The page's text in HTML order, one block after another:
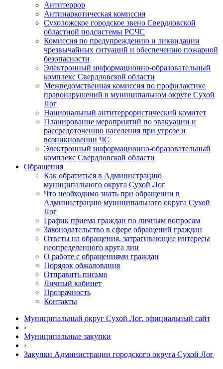
Антитеррор
Антинаркотическая комиссия
Сухоложское городское звено Свердловской
областной подсистемы РСЧС
Комиссия по предупреждению и ликвидации
чрезвычайных ситуаций и обеспечению пожарной
безопасности
Электронный информационно-образовательный
комплекс Cвердловской области
Межведомственная комиссия по профилактике
правонарушений в муниципальном округе Сухой
Лог
Национальный антитеррористический комитет
Планирование мероприятий по эвакуации и
рассредоточению населения при угрозе и
возникновении ЧС
Электронный информационно-образовательный
комплекс Свердловской области
Обращения
Как обратиться в Администрацию
муниципального округа Сухой Лог
Что необходимо знать при обращении в
Администрацию муниципального округа Сухой
Лог
График приема граждан по личным вопросам
Законодательство в сфере обращений граждан
Ответы на обращения, затрагивающие интересы
неопределенного круга лиц
О работе с обращениями граждан
Порядок обжалования
Отправить письмо
Личный кабинет
Прозрачность
Контакты
Муниципальный округ Сухой Лог. официальный сайт
›
Муниципальные закупки
›
Закупки Администрации городского округа Сухой Лог